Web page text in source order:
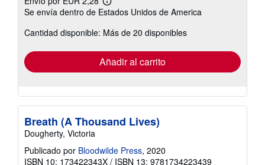
Más
información
las
envío
Se envía dentro de Estados Unidos de America
Cantidad disponible: Más de 20 disponibles
Añadir al carrito
Breath (A Thousand Lives)
Dougherty, Victoria
Publicado por Bloodwilde Press, 2020
ISBN 10: 173422343X / ISBN 13: 9781734223439